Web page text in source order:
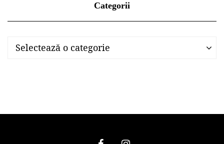
Categorii
Categorii
Selectează o categorie
Categorii